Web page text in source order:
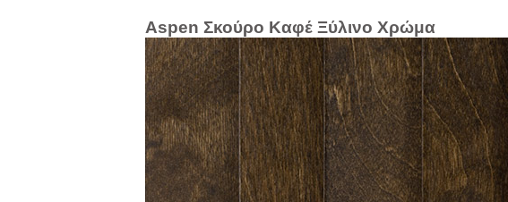
Aspen Σκούρο Καφέ Ξύλινο Χρώμα